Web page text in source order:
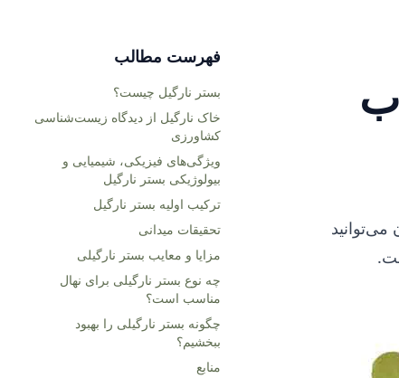
فهرست مطالب
بستر نارگیل چیست؟
خاک نارگیل از دیدگاه زیست‌شناسی
کشاورزی
ویژگی‌های فیزیکی، شیمیایی و
بیولوژیکی بستر نارگیل
ترکیب اولیه بستر نارگیل
تحقیقات میدانی
مزایا و معایب بستر نارگیلی
چه نوع بستر نارگیلی برای نهال
مناسب است؟
چگونه بستر نارگیلی را بهبود
ببخشیم؟
منابع